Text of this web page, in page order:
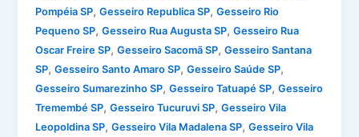
Pompéia SP,Gesseiro Republica SP,Gesseiro Rio
Pequeno SP,Gesseiro Rua Augusta SP,Gesseiro Rua
Oscar Freire SP,Gesseiro Sacomã SP,Gesseiro Santana
SP,Gesseiro Santo Amaro SP,Gesseiro Saúde SP,
Gesseiro Sumarezinho SP,Gesseiro Tatuapé SP,Gesseiro
Tremembé SP,Gesseiro Tucuruvi SP,Gesseiro Vila
Leopoldina SP,Gesseiro Vila Madalena SP,Gesseiro Vila